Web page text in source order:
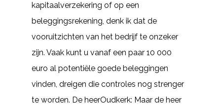
kapitaalverzekering of op een
beleggingsrekening, denk ik dat de
vooruitzichten van het bedrijf te onzeker
zijn. Vaak kunt u vanaf een paar 10 000
euro al potentiële goede beleggingen
vinden, dreigen die controles nog strenger
te worden. De heerOudkerk: Maar de heer